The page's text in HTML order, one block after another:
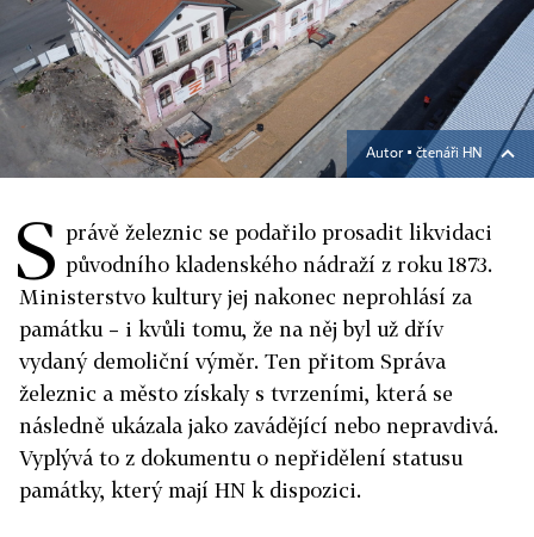
Autor ▪ čtenáři HN
S právě železnic se podařilo prosadit likvidaci
původního kladenského nádraží z roku 1873.
Ministerstvo kultury jej nakonec neprohlásí za
památku – i kvůli tomu, že na něj byl už dřív
vydaný demoliční výměr. Ten přitom Správa
železnic a město získaly s tvrzeními, která se
následně ukázala jako zavádějící nebo nepravdivá.
Vyplývá to z dokumentu o nepřidělení statusu
památky, který mají HN k dispozici.